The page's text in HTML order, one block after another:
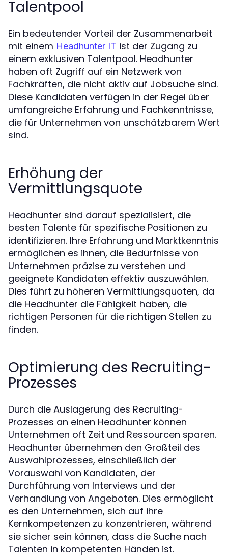
Talentpool
Ein bedeutender Vorteil der Zusammenarbeit
mit einem Headhunter IT ist der Zugang zu
einem exklusiven Talentpool. Headhunter
haben oft Zugriff auf ein Netzwerk von
Fachkräften, die nicht aktiv auf Jobsuche sind.
Diese Kandidaten verfügen in der Regel über
umfangreiche Erfahrung und Fachkenntnisse,
die für Unternehmen von unschätzbarem Wert
sind.
Erhöhung der
Vermittlungsquote
Headhunter sind darauf spezialisiert, die
besten Talente für spezifische Positionen zu
identifizieren. Ihre Erfahrung und Marktkenntnis
ermöglichen es ihnen, die Bedürfnisse von
Unternehmen präzise zu verstehen und
geeignete Kandidaten effektiv auszuwählen.
Dies führt zu höheren Vermittlungsquoten, da
die Headhunter die Fähigkeit haben, die
richtigen Personen für die richtigen Stellen zu
finden.
Optimierung des Recruiting-
Prozesses
Durch die Auslagerung des Recruiting-
Prozesses an einen Headhunter können
Unternehmen oft Zeit und Ressourcen sparen.
Headhunter übernehmen den Großteil des
Auswahlprozesses, einschließlich der
Vorauswahl von Kandidaten, der
Durchführung von Interviews und der
Verhandlung von Angeboten. Dies ermöglicht
es den Unternehmen, sich auf ihre
Kernkompetenzen zu konzentrieren, während
sie sicher sein können, dass die Suche nach
Talenten in kompetenten Händen ist.